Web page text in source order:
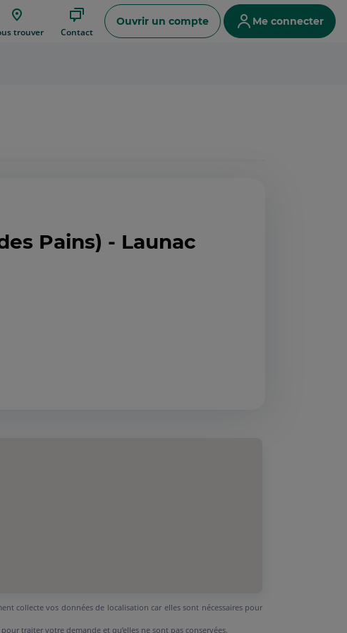
trouver Contact
Ouvrir un compte Me connecter
Pains) - Launac
collecte vos données de localisation car elles sont nécessaires pour
traiter votre demande et qu’elles ne sont pas conservées.